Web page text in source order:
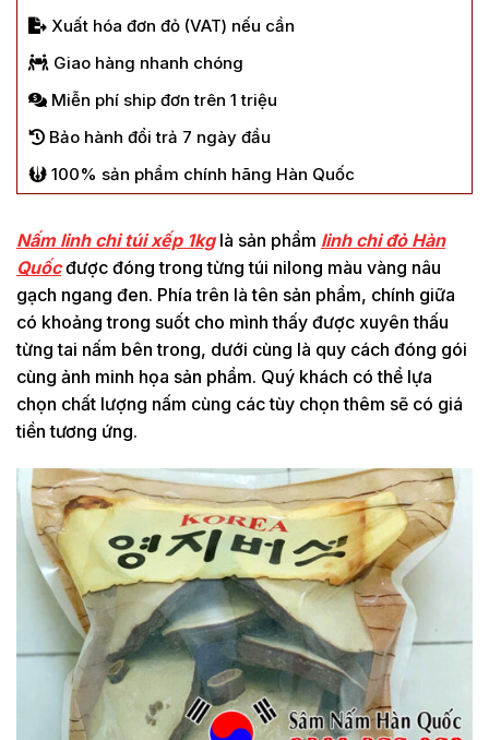
Xuất hóa đơn đỏ (VAT) nếu cần
Giao hàng nhanh chóng
Miễn phí ship đơn trên 1 triệu
Bảo hành đổi trả 7 ngày đầu
100% sản phẩm chính hãng Hàn Quốc
Nấm linh chi túi xếp 1kglà sản phẩm linh chi đỏ Hàn
Quốcđược đóng trong từng túi nilong màu vàng nâu
gạch ngang đen. Phía trên là tên sản phẩm, chính giữa
có khoảng trong suốt cho mình thấy được xuyên thấu
từng tai nấm bên trong, dưới cùng là quy cách đóng gói
cùng ảnh minh họa sản phẩm. Quý khách có thể lựa
chọn chất lượng nấm cùng các tùy chọn thêm sẽ có giá
tiền tương ứng.